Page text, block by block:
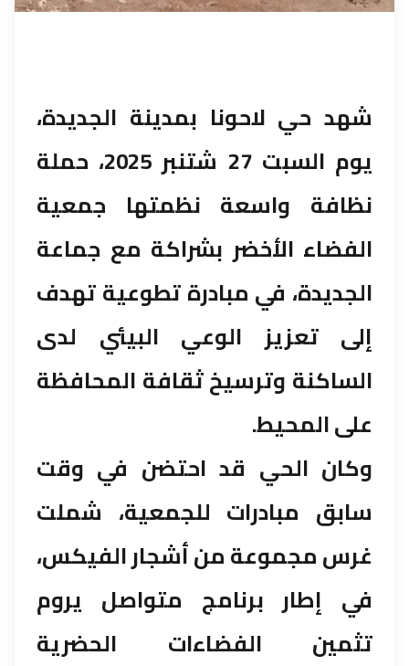
شهد حي لاحونا بمدينة الجديدة،
يوم السبت 27 شتنبر 2025، حملة
نظافة واسعة نظمتها جمعية
الفضاء الأخضر بشراكة مع جماعة
الجديدة، في مبادرة تطوعية تهدف
إلى تعزيز الوعي البيئي لدى
الساكنة وترسيخ ثقافة المحافظة
على المحيط.
وكان الحي قد احتضن في وقت
سابق مبادرات للجمعية، شملت
غرس مجموعة من أشجار الفيكس،
في إطار برنامج متواصل يروم
تثمين الفضاءات الحضرية